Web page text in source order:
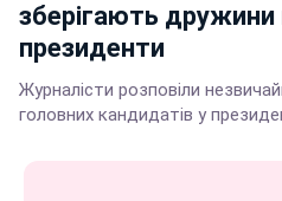
зберігають дружини
президенти
Журналісти розповіли
головних кандидатів у